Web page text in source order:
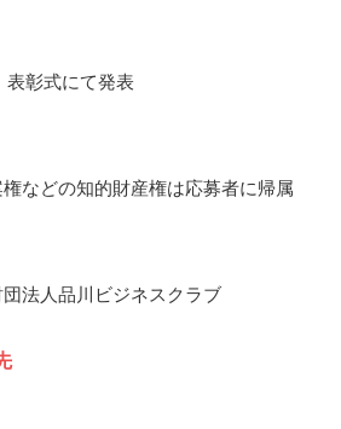
表彰式にて発表
などの知的財産権は応募者に帰属
法人品川ビジネスクラブ